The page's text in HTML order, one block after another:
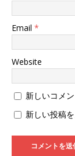
Email *
Website
新しいコメ
新しい投稿